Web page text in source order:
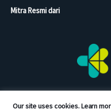
Our site uses cookies. Learn
Mitra Resmi dari